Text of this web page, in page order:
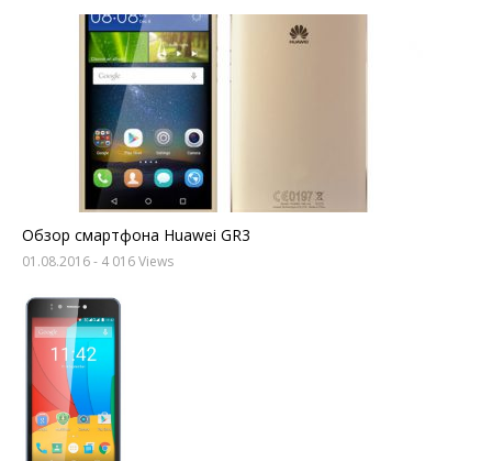
Обзор смартфона Huawei GR3
01.08.2016- 4 016 Views